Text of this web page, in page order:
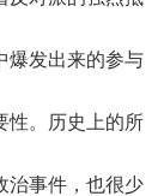
爆发出来的参与
性。历史上的所
治事件，也很少